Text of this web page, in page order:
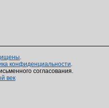
.
конфиденциальности.
согласования.
век